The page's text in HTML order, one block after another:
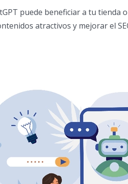
puede beneficiar a tu
atractivos y mejorar el